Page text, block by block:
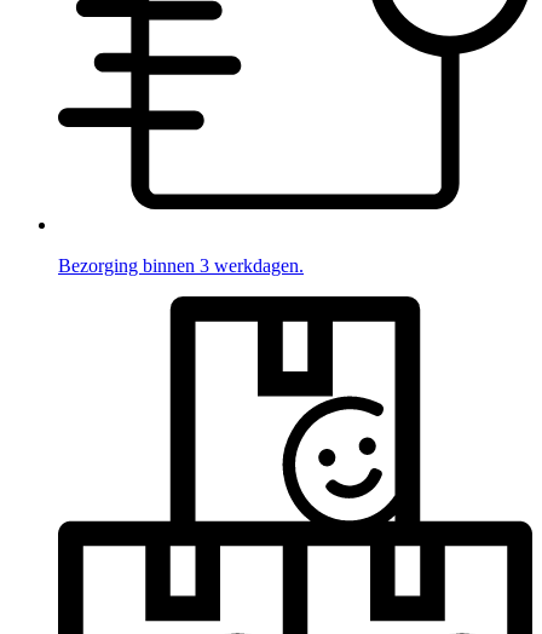
Bezorging binnen 3 werkdagen.